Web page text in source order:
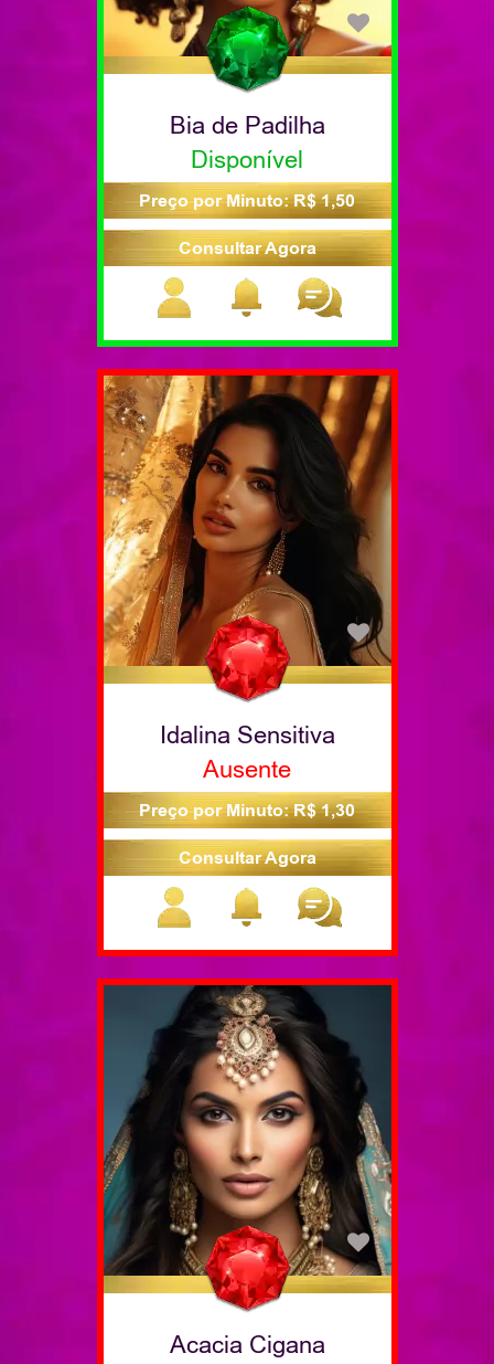
Bia de Padilha
Disponível
Preço por Minuto: R$ 1,50
Consultar Agora
Idalina Sensitiva
Ausente
Preço por Minuto: R$ 1,30
Consultar Agora
Acacia Cigana